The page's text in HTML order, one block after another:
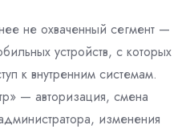
не охваченный сегмент —
устройств, с которых
к внутренним системам.
— авторизация, смена
изменения